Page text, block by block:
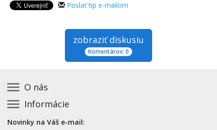
Poslať tip e-mailom
zobraziť diskusiu
Komentárov: 0
O nás
Kontakt na prevádzkovateľa
Zásady používania cookies
Informácie
Základná registrácia otváracích hodín zadarmo
Novinky na Váš e-mail: